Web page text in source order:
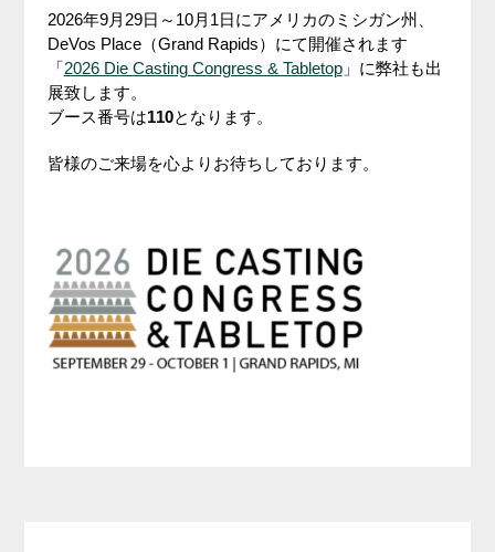
2026年9月29日～10月1日にアメリカのミシガン州、
DeVos Place（Grand Rapids）にて開催されます
「2026 Die Casting Congress & Tabletop」に弊社も出
展致します。
ブース番号は110となります。
皆様のご来場を心よりお待ちしております。